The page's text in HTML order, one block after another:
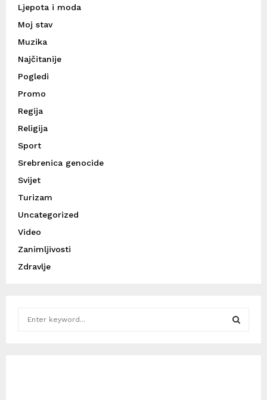
Ljepota i moda
Moj stav
Muzika
Najčitanije
Pogledi
Promo
Regija
Religija
Sport
Srebrenica genocide
Svijet
Turizam
Uncategorized
Video
Zanimljivosti
Zdravlje